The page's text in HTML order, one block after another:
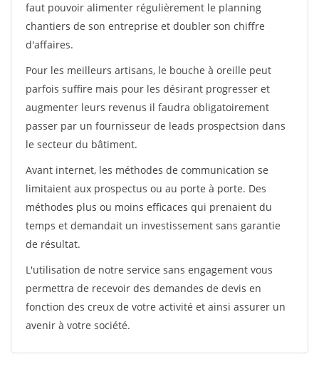
faut pouvoir alimenter régulièrement le planning
chantiers de son entreprise et doubler son chiffre
d'affaires.
Pour les meilleurs artisans, le bouche à oreille peut
parfois suffire mais pour les désirant progresser et
augmenter leurs revenus il faudra obligatoirement
passer par un fournisseur de leads prospectsion dans
le secteur du bâtiment.
Avant internet, les méthodes de communication se
limitaient aux prospectus ou au porte à porte. Des
méthodes plus ou moins efficaces qui prenaient du
temps et demandait un investissement sans garantie
de résultat.
L'utilisation de notre service sans engagement vous
permettra de recevoir des demandes de devis en
fonction des creux de votre activité et ainsi assurer un
avenir à votre société.